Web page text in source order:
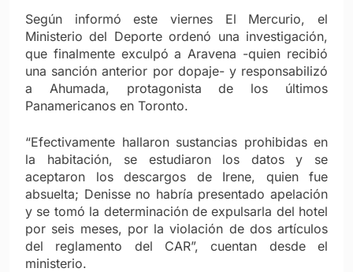
Según informó este viernes El Mercurio, el
Ministerio del Deporte ordenó una investigación,
que finalmente exculpó a Aravena -quien recibió
una sanción anterior por dopaje- y responsabilizó
a Ahumada, protagonista de los últimos
Panamericanos en Toronto.
“Efectivamente hallaron sustancias prohibidas en
la habitación, se estudiaron los datos y se
aceptaron los descargos de Irene, quien fue
absuelta; Denisse no habría presentado apelación
y se tomó la determinación de expulsarla del hotel
por seis meses, por la violación de dos artículos
del reglamento del CAR”, cuentan desde el
ministerio.